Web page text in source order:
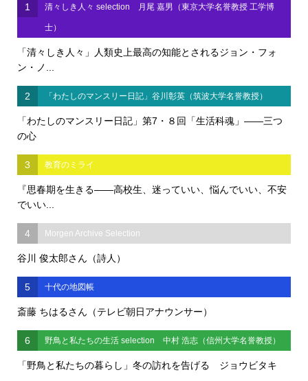
1 清々しき人々 selection 月尾 嘉男（東京大学名誉教授 工学博
士）
「清々しき人々」人類史上最高の知能とされるジョン・フォ
ン・ノ...
2 「わたしのマンスリー日記」谷川彰英（筑波大学名誉教授）
「わたしのマンスリー日記」第7・８回「生活科魂」――三つ
の心
3 教育のミライ
『思春期を生きる――高校生、迷っていい、悩んでいい、不安
でいい...
4 Morgen Archive Selection
谷川 俊太郎さん（詩人）
5 十代の地図帳
斎藤 ちはるさん（テレビ朝日アナウンサー）
6 野鳥と私たちの生活 selection 中村 浩志（信州大学名誉教授）
「野鳥と私たちの暮らし」冬の訪れを告げる ジョウビタキ